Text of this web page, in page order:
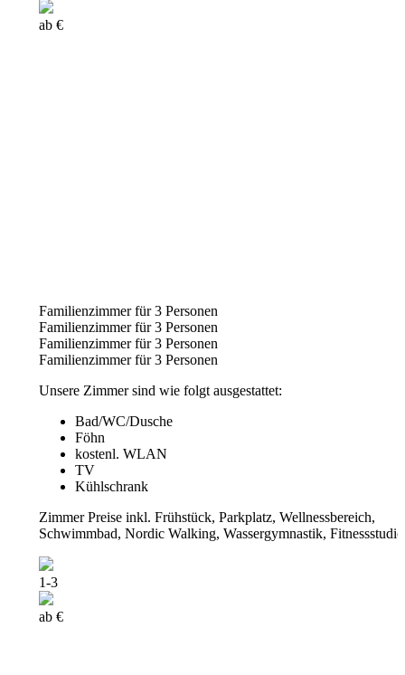
ab €
Familienzimmer für 3 Personen
Familienzimmer für 3 Personen
Familienzimmer für 3 Personen
Familienzimmer für 3 Personen
Unsere Zimmer sind wie folgt ausgestattet:
Bad/WC/Dusche
Föhn
kostenl. WLAN
TV
Kühlschrank
Zimmer Preise inkl. Frühstück, Parkplatz, Wellnessbereich,
Schwimmbad, Nordic Walking, Wassergymnastik, Fitnessstudio
1-3
ab €